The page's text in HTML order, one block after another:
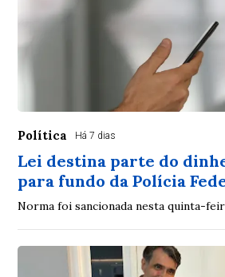
Política Há 7 dias
Lei destina parte do
para fundo da Polícia
Norma foi sancionada nesta quinta-